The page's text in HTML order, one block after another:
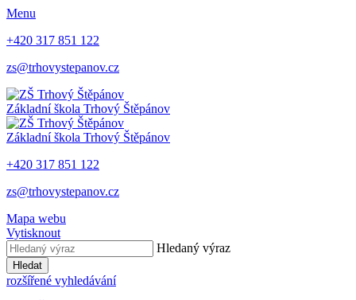
Menu
+420 317 851 122
zs@trhovystepanov.cz
Základní škola Trhový Štěpánov
Základní škola Trhový Štěpánov
+420 317 851 122
zs@trhovystepanov.cz
Mapa webu
Vytisknout
Hledaný výraz
Hledat
rozšířené vyhledávání